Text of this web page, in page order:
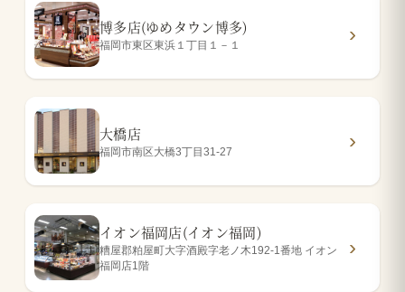
博多店(ゆめタウン博多)
福岡市東区東浜１丁目１－１
大橋店
福岡市南区大橋3丁目31-27
イオン福岡店(イオン福岡)
糟屋郡粕屋町大字酒殿字老ノ木192-1番地 イオン
福岡店1階